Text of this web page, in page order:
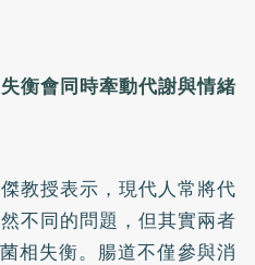
衡會同時牽動代謝與情緒
教授表示，現代人常將代
不同的問題，但其實兩者
相失衡。腸道不僅參與消